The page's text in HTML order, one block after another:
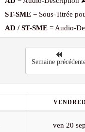
ST-SME = Sous-Titrée
AD / ST-SME = Audio-
Semaine
ven 20